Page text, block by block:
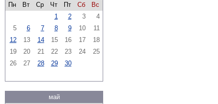
Пн
Вт Ср Чт Пт Сб
Вс
1
2 3
4
5
6 7 8 9 10
11
12
13 14 15 16 17
18
19
20 21 22 23 24
25
26
27 28 29 30
май